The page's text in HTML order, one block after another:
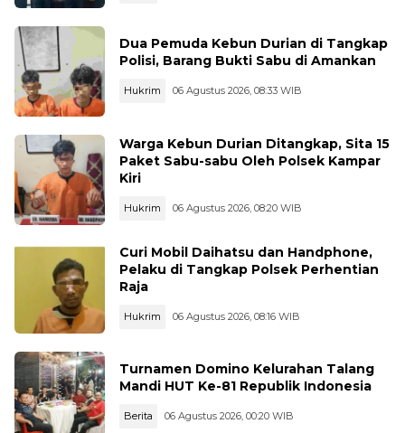
Dua Pemuda Kebun Durian di Tangkap
Polisi, Barang Bukti Sabu di Amankan
Hukrim 06 Agustus 2026, 08:33 WIB
Warga Kebun Durian Ditangkap, Sita 15
Paket Sabu-sabu Oleh Polsek Kampar
Kiri
Hukrim 06 Agustus 2026, 08:20 WIB
Curi Mobil Daihatsu dan Handphone,
Pelaku di Tangkap Polsek Perhentian
Raja
Hukrim 06 Agustus 2026, 08:16 WIB
Turnamen Domino Kelurahan Talang
Mandi HUT Ke-81 Republik Indonesia
Berita 06 Agustus 2026, 00:20 WIB